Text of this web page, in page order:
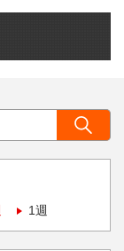
1週